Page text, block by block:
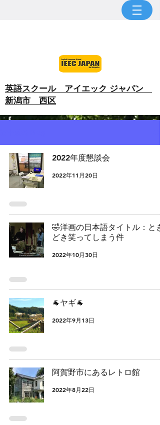
​英語スクール アイエック ジャパン
新潟市 西区
2022年度懇談会
2022年11月20日
🤣洋画の日本語タイトル：とき
どき笑ってしまう件
2022年10月30日
🐐ヤギ🐐
2022年9月13日
阿賀野市にあるレトロ館
2022年8月22日